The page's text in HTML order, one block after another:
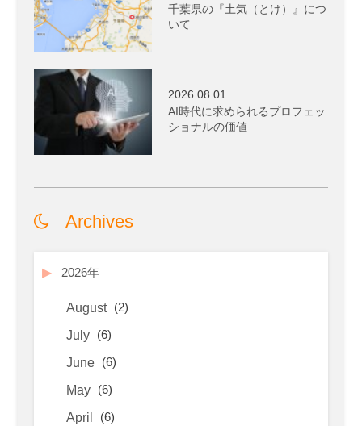
千葉県の『土気（とけ）』につ
いて
2026.08.01
AI時代に求められるプロフェッ
ショナルの価値
Archives
2026年
August (2)
July (6)
June (6)
May (6)
April (6)